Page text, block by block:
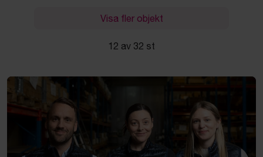
Visa fler objekt
12 av 32 st